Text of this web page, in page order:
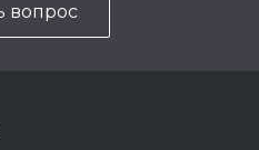
вопрос